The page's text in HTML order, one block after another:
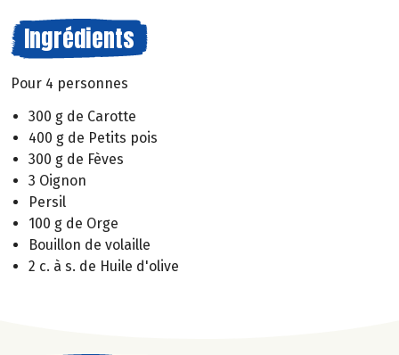
Ingrédients
Pour 4 personnes
300 g de Carotte
400 g de Petits pois
300 g de Fèves
3 Oignon
Persil
100 g de Orge
Bouillon de volaille
2 c. à s. de Huile d'olive